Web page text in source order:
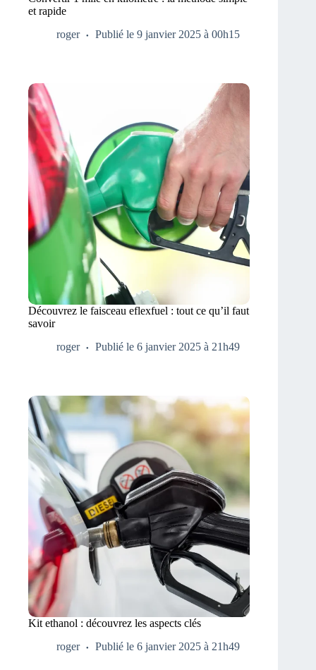
et rapide
roger
Publié le 9 janvier 2025 à 00h15
Découvrez le faisceau eflexfuel : tout ce qu’il faut
savoir
roger
Publié le 6 janvier 2025 à 21h49
Kit ethanol : découvrez les aspects clés
roger
Publié le 6 janvier 2025 à 21h49